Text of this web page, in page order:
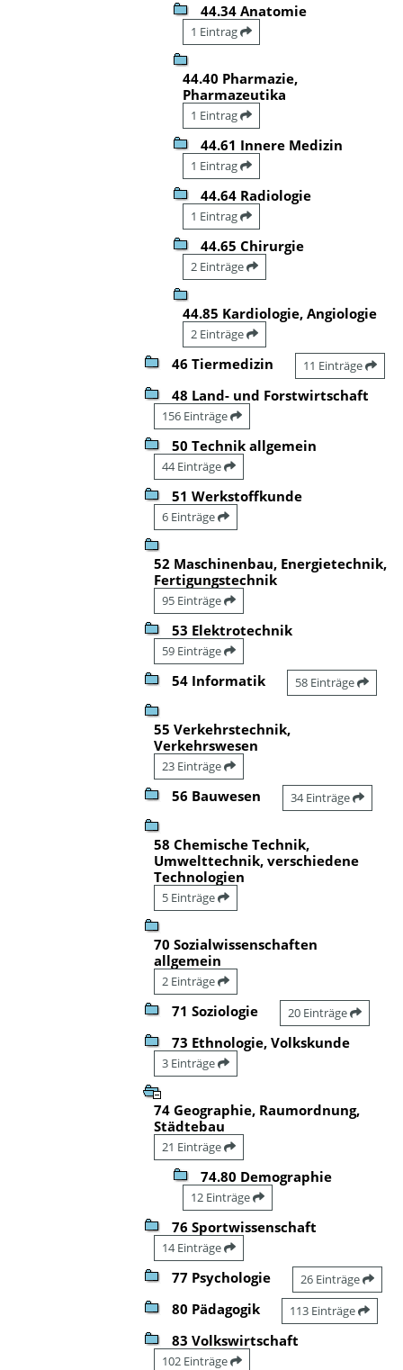
44.34 Anatomie
1 Eintrag
44.40 Pharmazie,
Pharmazeutika
1 Eintrag
44.61 Innere Medizin
1 Eintrag
44.64 Radiologie
1 Eintrag
44.65 Chirurgie
2 Einträge
44.85 Kardiologie, Angiologie
2 Einträge
46 Tiermedizin 11 Einträge
48 Land- und Forstwirtschaft
156 Einträge
50 Technik allgemein
44 Einträge
51 Werkstoffkunde
6 Einträge
52 Maschinenbau, Energietechnik,
Fertigungstechnik
95 Einträge
53 Elektrotechnik
59 Einträge
54 Informatik 58 Einträge
55 Verkehrstechnik,
Verkehrswesen
23 Einträge
56 Bauwesen 34 Einträge
58 Chemische Technik,
Umwelttechnik, verschiedene
Technologien
5 Einträge
70 Sozialwissenschaften
allgemein
2 Einträge
71 Soziologie 20 Einträge
73 Ethnologie, Volkskunde
3 Einträge
74 Geographie, Raumordnung,
Städtebau
21 Einträge
74.80 Demographie
12 Einträge
76 Sportwissenschaft
14 Einträge
77 Psychologie 26 Einträge
80 Pädagogik 113 Einträge
83 Volkswirtschaft
102 Einträge